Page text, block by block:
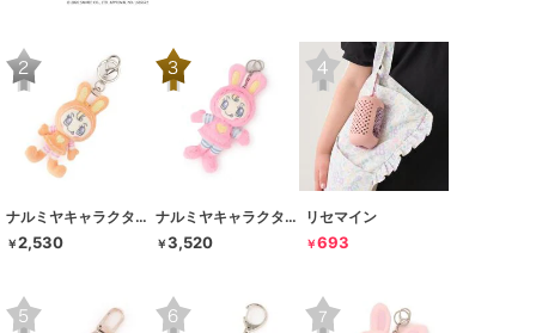
ナルミヤキャラクターズ
￥2,530
ナルミヤキャラクターズ
￥3,520
リセマイン
￥693